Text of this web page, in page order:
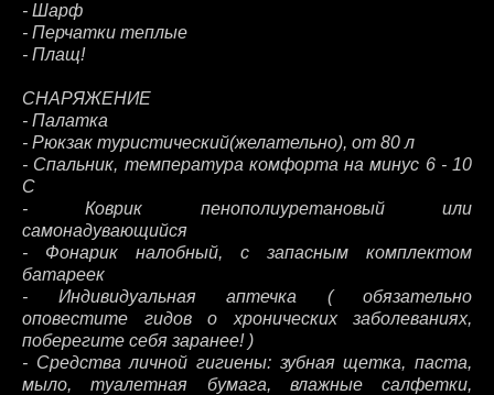
- Шарф
- Перчатки теплые
- Плащ!
СНАРЯЖЕНИЕ
- Палатка
- Рюкзак туристический(желательно), от 80 л
- Спальник, температура комфорта на минус 6 - 10
С
- Коврик пенополиуретановый или
самонадувающийся
- Фонарик налобный, с запасным комплектом
батареек
- Индивидуальная аптечка ( обязательно
оповестите гидов о хронических заболеваниях,
поберегите себя заранее! )
- Средства личной гигиены: зубная щетка, паста,
мыло, туалетная бумага, влажные салфетки,